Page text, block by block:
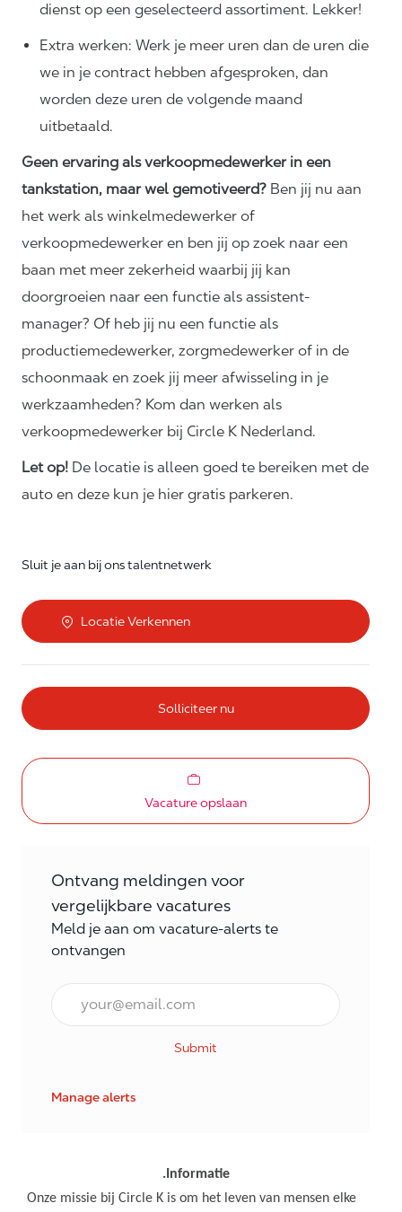
dienst op een geselecteerd assortiment. Lekker!
Extra werken: Werk je meer uren dan de uren die
we in je contract hebben afgesproken, dan
worden deze uren de volgende maand
uitbetaald.
Geen ervaring als verkoopmedewerker in een
tankstation, maar wel gemotiveerd? Ben jij nu aan
het werk als winkelmedewerker of
verkoopmedewerker en ben jij op zoek naar een
baan met meer zekerheid waarbij jij kan
doorgroeien naar een functie als assistent-
manager? Of heb jij nu een functie als
productiemedewerker, zorgmedewerker of in de
schoonmaak en zoek jij meer afwisseling in je
werkzaamheden? Kom dan werken als
verkoopmedewerker bij Circle K Nederland.
Let op! De locatie is alleen goed te bereiken met de
auto en deze kun je hier gratis parkeren.
Sluit je aan bij ons talentnetwerk
Locatie Verkennen
Solliciteer nu
Vacature opslaan
Ontvang meldingen voor
vergelijkbare vacatures
Meld je aan om vacature-alerts te
ontvangen
E-mail Frequentie
Submit
Manage alerts
.Informatie
Onze missie bij Circle K is om het leven van mensen elke